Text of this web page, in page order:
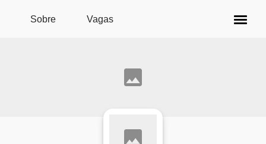
Pular para o conteúdo principal
Sobre Vagas